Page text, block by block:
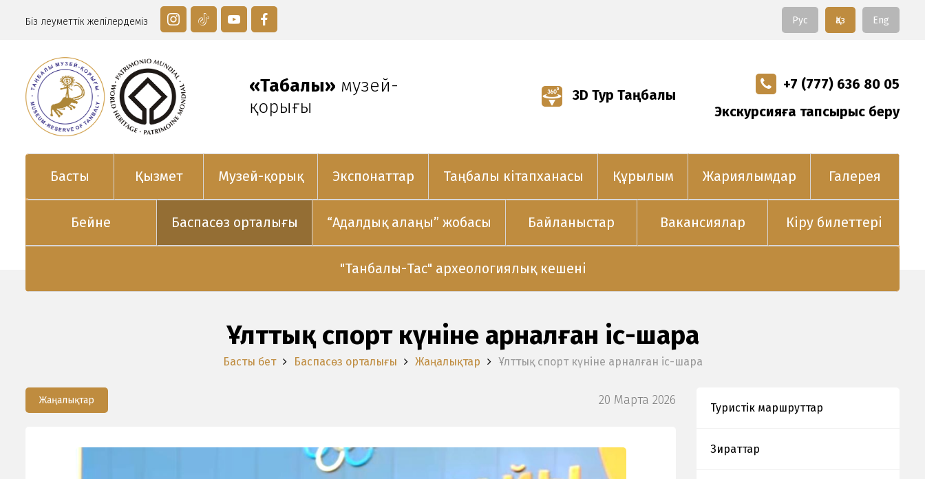
Біз әлеуметтік желілердеміз Eng
Қаз
Рус
«Таңбалы» музей-
қорығы
3D Тур Таңбалы
+7 (777) 636 80 05
Экскурсияға тапсырыс беру
Басты Қызмет Музей-қорық Экспонаттар Таңбалы кітапханасы Құрылым Жариялымдар Галерея
Бейне Баспасөз орталығы “Адалдық алаңы” жобасы Байланыстар Вакансиялар Кіру билеттері
"Танбалы-Тас" археологиялық кешені
Ұлттық спорт күніне арналған іс-шара
Басты бет Баспасөз орталығы Жаңалықтар Ұлттық спорт күніне арналған іс-шара
Жаңалықтар 20 Марта 2026
Туристік маршруттар
Зираттар